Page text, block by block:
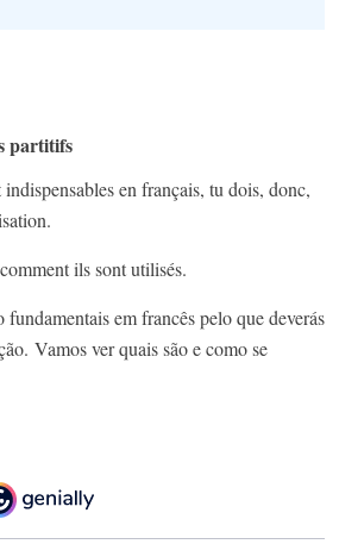
partitifs
en français, tu dois, donc,
ils sont utilisés.
em francês pelo que deverás
Vamos ver quais são e como se